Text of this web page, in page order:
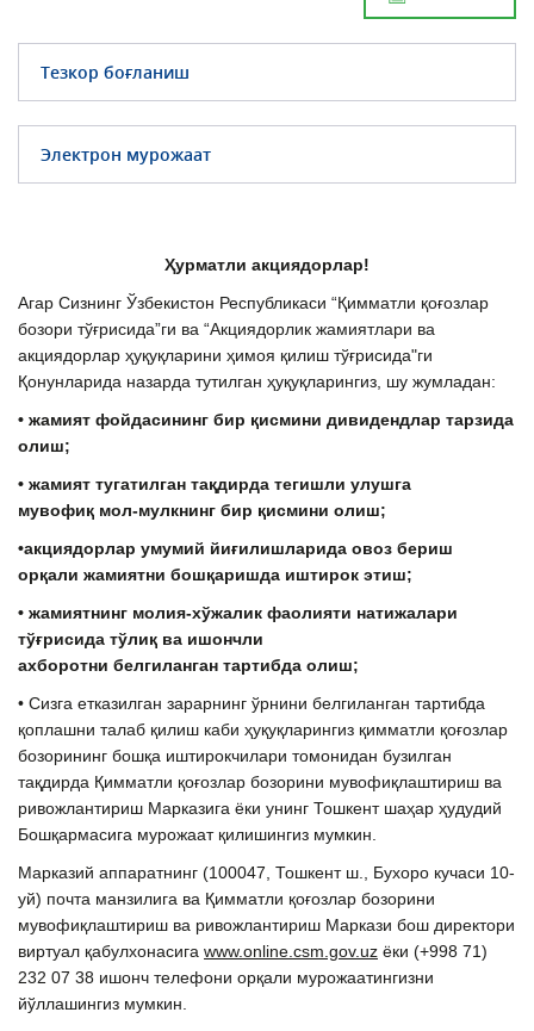
Тезкор боғланиш
Электрон мурожаат
Ҳурматли акциядорлар!
Агар Сизнинг Ўзбекистон Республикаси “Қимматли қоғозлар
бозори тўғрисида”ги ва “Акциядорлик жамиятлари ва
акциядорлар ҳуқуқларини ҳимоя қилиш тўғрисида"ги
Қонунларида назарда тутилган ҳуқуқларингиз, шу жумладан:
• жамият фойдасининг бир қисмини дивидендлар тарзида
олиш;
• жамият тугатилган тақдирда тегишли улушга
мувофиқ мол-мулкнинг бир қисмини олиш;
•акциядорлар умумий йиғилишларида овоз бериш
орқали жамиятни бошқаришда иштирок этиш;
• жамиятнинг молия-хўжалик фаолияти натижалари
тўғрисида тўлиқ ва ишончли
ахборотни белгиланган тартибда олиш;
• Сизга етказилган зарарнинг ўрнини белгиланган тартибда
қоплашни талаб қилиш каби ҳуқуқларингиз қимматли қоғозлар
бозорининг бошқа иштирокчилари томонидан бузилган
тақдирда Қимматли қоғозлар бозорини мувофиқлаштириш ва
ривожлантириш Марказига ёки унинг Тошкент шаҳар ҳудудий
Бошқармасига мурожаат қилишингиз мумкин.
Марказий аппаратнинг (100047, Тошкент ш., Бухоро кучаси 10-
уй) почта манзилига ва Қимматли қоғозлар бозорини
мувофиқлаштириш ва ривожлантириш Маркази бош директори
виртуал қабулхонасига www.online.csm.gov.uz ёки (+998 71)
232 07 38 ишонч телефони орқали мурожаатингизни
йўллашингиз мумкин.